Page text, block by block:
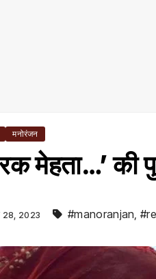
मनोरंजन
मेहता…’ की
28, 2023 #manoranjan,